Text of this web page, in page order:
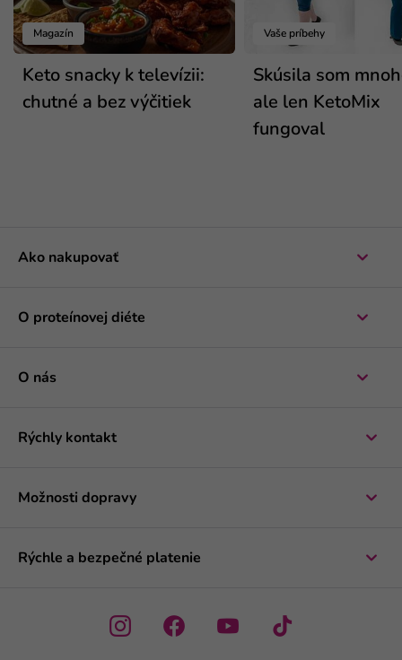
Magazín
Keto snacky k televízii:
chutné a bez výčitiek
Vaše príbehy
Skúsila som
ale len KetoMix
fungoval
Ako nakupovať
O proteínovej diéte
O nás
Rýchly kontakt
Možnosti dopravy
Rýchle a bezpečné platenie